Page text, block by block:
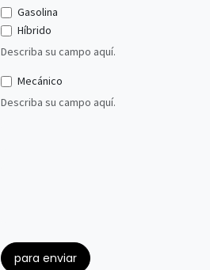
Gasolina
Híbrido
Describa su campo aquí.
Mecánico
Describa su campo aquí.
para enviar